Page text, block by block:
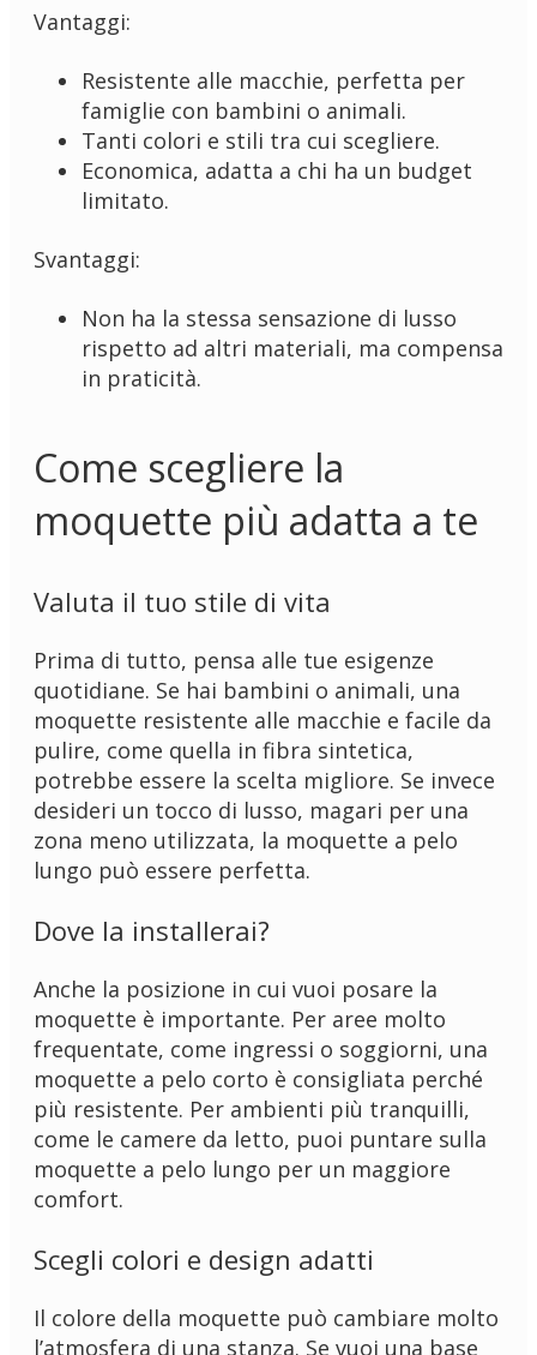
Vantaggi:
Resistente alle macchie, perfetta per
famiglie con bambini o animali.
Tanti colori e stili tra cui scegliere.
Economica, adatta a chi ha un budget
limitato.
Svantaggi:
Non ha la stessa sensazione di lusso
rispetto ad altri materiali, ma compensa
in praticità.
Come scegliere la
moquette più adatta a te
Valuta il tuo stile di vita
Prima di tutto, pensa alle tue esigenze
quotidiane. Se hai bambini o animali, una
moquette resistente alle macchie e facile da
pulire, come quella in fibra sintetica,
potrebbe essere la scelta migliore. Se invece
desideri un tocco di lusso, magari per una
zona meno utilizzata, la moquette a pelo
lungo può essere perfetta.
Dove la installerai?
Anche la posizione in cui vuoi posare la
moquette è importante. Per aree molto
frequentate, come ingressi o soggiorni, una
moquette a pelo corto è consigliata perché
più resistente. Per ambienti più tranquilli,
come le camere da letto, puoi puntare sulla
moquette a pelo lungo per un maggiore
comfort.
Scegli colori e design adatti
Il colore della moquette può cambiare molto
l’atmosfera di una stanza. Se vuoi una base